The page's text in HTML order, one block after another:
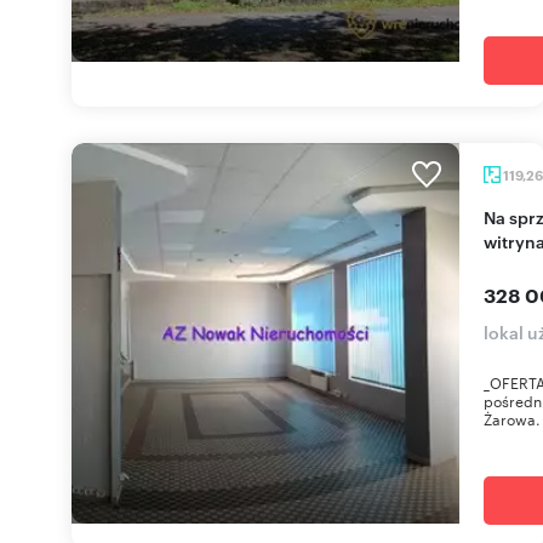
Na sprzedaż przestronny lokal usługowy 119 m² z
328
lokal